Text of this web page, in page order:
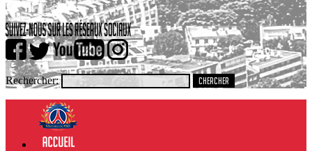
Rechercher: